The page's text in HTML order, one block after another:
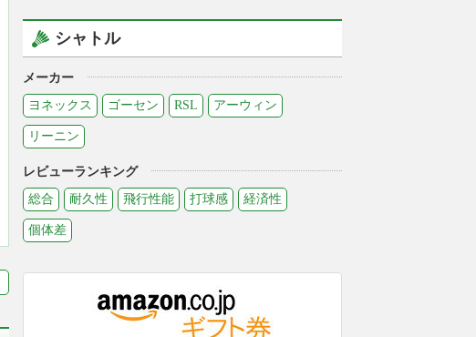
シャトル
メーカー
ヨネックス
ゴーセン RSL アーウィン
リーニン
レビューランキング
総合
耐久性 飛行性能 打球感 経済性
個体差